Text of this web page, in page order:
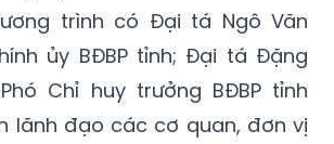
trình có Đại tá Ngô Văn
ủy BĐBP tỉnh; Đại tá Đặng
Chỉ huy trưởng BĐBP tỉnh
lãnh đạo các cơ quan, đơn vị